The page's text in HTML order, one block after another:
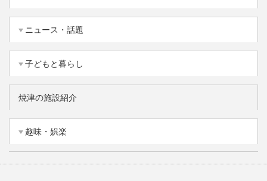
ニュース・話題
子どもと暮らし
焼津の施設紹介
趣味・娯楽